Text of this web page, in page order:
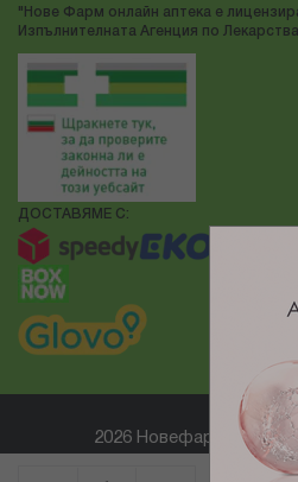
"Нове Фарм онлайн аптека е
Изпълнителната Агенция по
ДОСТАВЯМЕ С:
2026 Новефарм ®
Електронен магазин